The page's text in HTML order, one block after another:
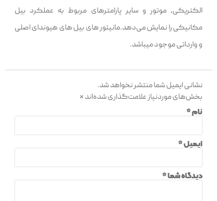
الکتریکی، موتور و سایر پارامترهای مربوط به عملکرد بیل
مکانیکی را نمایش می‌دهد.مانیتور های بیل های هیوندای اصلی
و وارداتی موجود میباشد.
نشانی ایمیل شما منتشر نخواهد شد.
بخش‌های موردنیاز علامت‌گذاری شده‌اند*
نام*
ایمیل*
دیدگاه شما*